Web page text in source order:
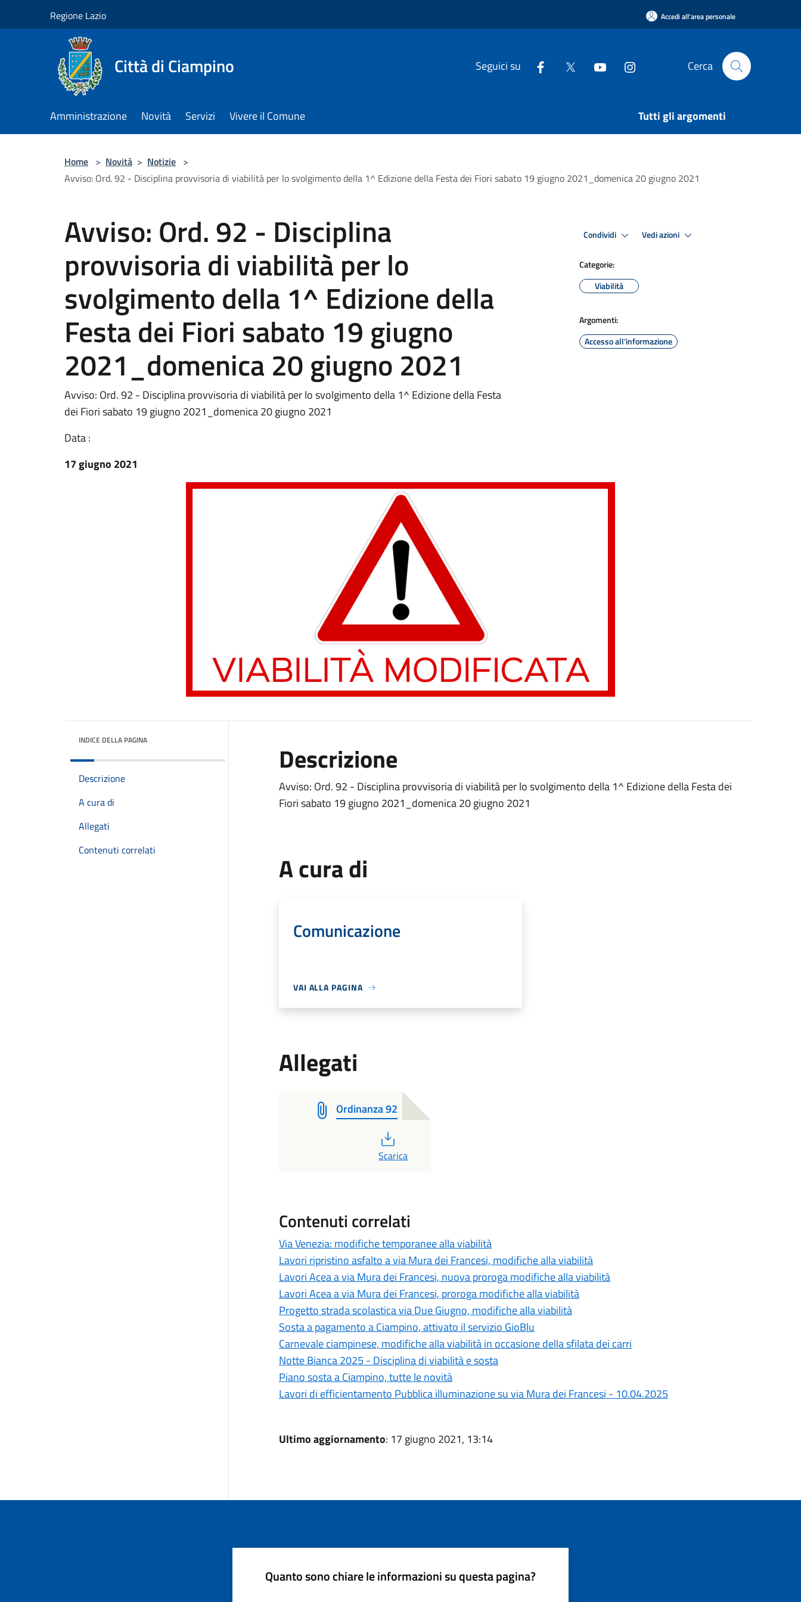
Regione Lazio Accedi all'area personale
Città di Ciampino Seguici su Cerca
Amministrazione Novità Servizi Vivere il Comune Tutti gli argomenti
Home > Novità > Notizie >
Avviso: Ord. 92 - Disciplina provvisoria di viabilità per lo svolgimento della 1^ Edizione della Festa dei Fiori sabato 19 giugno 2021_domenica 20 giugno 2021
Avviso: Ord. 92 - Disciplina
provvisoria di viabilità per lo
svolgimento della 1^ Edizione della
Festa dei Fiori sabato 19 giugno
2021_domenica 20 giugno 2021
Avviso: Ord. 92 - Disciplina provvisoria di viabilità per lo svolgimento della 1^ Edizione della Festa
dei Fiori sabato 19 giugno 2021_domenica 20 giugno 2021
Data :
17 giugno 2021
Condividi Vedi azioni
Categorie:
Viabilità
Argomenti:
Accesso all'informazione
INDICE DELLA PAGINA
Descrizione
A cura di
Allegati
Contenuti correlati
Descrizione
Avviso: Ord. 92 - Disciplina provvisoria di viabilità per lo svolgimento della 1^ Edizione della Festa dei
Fiori sabato 19 giugno 2021_domenica 20 giugno 2021
A cura di
Comunicazione
VAI ALLA PAGINA
Allegati
Ordinanza 92
PDF
Scarica
Contenuti correlati
Via Venezia: modifiche temporanee alla viabilità
Lavori ripristino asfalto a via Mura dei Francesi, modifiche alla viabilità
Lavori Acea a via Mura dei Francesi, nuova proroga modifiche alla viabilità
Lavori Acea a via Mura dei Francesi, proroga modifiche alla viabilità
Progetto strada scolastica via Due Giugno, modifiche alla viabilità
Sosta a pagamento a Ciampino, attivato il servizio GioBlu
Carnevale ciampinese, modifiche alla viabilità in occasione della sfilata dei carri
Notte Bianca 2025 - Disciplina di viabilità e sosta
Piano sosta a Ciampino, tutte le novità
Lavori di efficientamento Pubblica illuminazione su via Mura dei Francesi - 10.04.2025
Ultimo aggiornamento: 17 giugno 2021, 13:14
Quanto sono chiare le informazioni su questa pagina?